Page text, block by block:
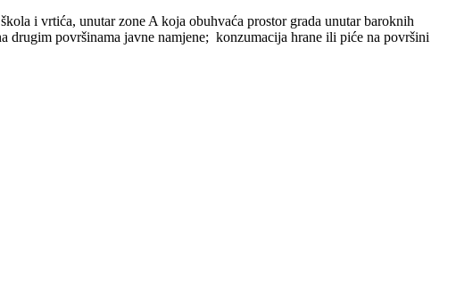
i vrtića, unutar zone A koja obuhvaća prostor grada unutar baroknih
drugim površinama javne namjene; konzumacija hrane ili piće na površini